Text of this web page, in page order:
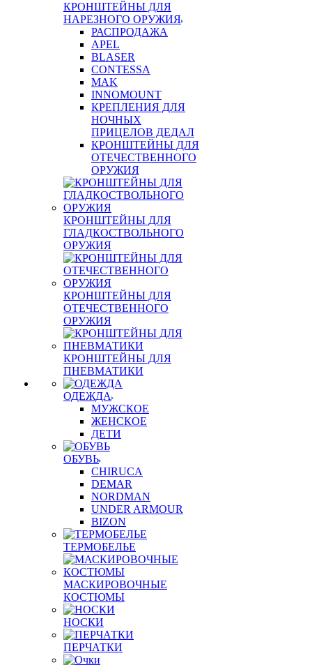
КРОНШТЕЙНЫ ДЛЯ
НАРЕЗНОГО ОРУЖИЯ
РАСПРОДАЖА
APEL
BLASER
CONTESSA
MAK
INNOMOUNT
КРЕПЛЕНИЯ ДЛЯ
НОЧНЫХ
ПРИЦЕЛОВ ДЕДАЛ
КРОНШТЕЙНЫ ДЛЯ
ОТЕЧЕСТВЕННОГО
ОРУЖИЯ
КРОНШТЕЙНЫ ДЛЯ
ГЛАДКОСТВОЛЬНОГО
ОРУЖИЯ
КРОНШТЕЙНЫ ДЛЯ
ОТЕЧЕСТВЕННОГО
ОРУЖИЯ
КРОНШТЕЙНЫ ДЛЯ
ПНЕВМАТИКИ
ОДЕЖДА
МУЖСКОЕ
ЖЕНСКОЕ
ДЕТИ
ОБУВЬ
CHIRUCA
DEMAR
NORDMAN
UNDER ARMOUR
BIZON
ТЕРМОБЕЛЬЕ
МАСКИРОВОЧНЫЕ
КОСТЮМЫ
НОСКИ
ПЕРЧАТКИ